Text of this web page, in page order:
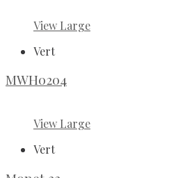
View Large
Vert
MWH0204
View Large
Vert